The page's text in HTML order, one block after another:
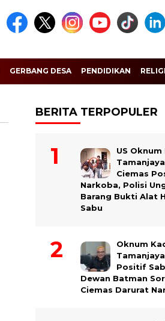
GERBANG DESA PENDIDIKAN RELIGI
BERITA TERPOPULER
US Oknum
Tamanjaya
Ciemas
Narkoba, Polisi
Barang Bukti Alat
Sabu
Oknum
Tamanjaya
Positif
Dewan Batman
Ciemas Darurat